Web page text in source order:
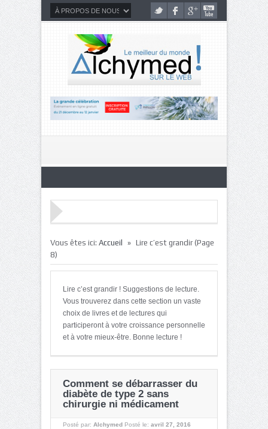
Vous êtes ici: Accueil » Lire c’est grandir(Page
8)
Lire c’est grandir ! Suggestions de lecture.
Vous trouverez dans cette section un vaste
choix de livres et de lectures qui
participeront à votre croissance personnelle
et à votre mieux-être. Bonne lecture !
Comment se débarrasser du
diabète de type 2 sans
chirurgie ni médicament
Posté par: Alchymed Posté le: avril 27, 2016